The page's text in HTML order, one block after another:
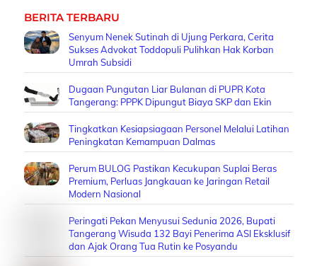
BERITA TERBARU
Senyum Nenek Sutinah di Ujung Perkara, Cerita
Sukses Advokat Toddopuli Pulihkan Hak Korban
Umrah Subsidi
Dugaan Pungutan Liar Bulanan di PUPR Kota
Tangerang: PPPK Dipungut Biaya SKP dan Ekin
Tingkatkan Kesiapsiagaan Personel Melalui Latihan
Peningkatan Kemampuan Dalmas
Perum BULOG Pastikan Kecukupan Suplai Beras
Premium, Perluas Jangkauan ke Jaringan Retail
Modern Nasional
Peringati Pekan Menyusui Sedunia 2026, Bupati
Tangerang Wisuda 132 Bayi Penerima ASI Eksklusif
dan Ajak Orang Tua Rutin ke Posyandu